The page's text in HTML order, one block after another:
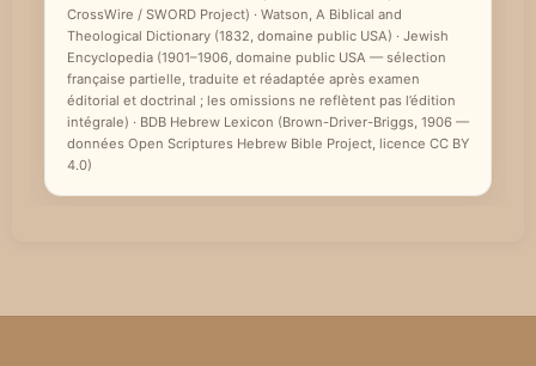
CrossWire / SWORD Project) · Watson, A Biblical and
Theological Dictionary (1832, domaine public USA) · Jewish
Encyclopedia (1901–1906, domaine public USA — sélection
française partielle, traduite et réadaptée après examen
éditorial et doctrinal ; les omissions ne reflètent pas l’édition
intégrale) · BDB Hebrew Lexicon (Brown-Driver-Briggs, 1906 —
données Open Scriptures Hebrew Bible Project, licence CC BY
4.0)